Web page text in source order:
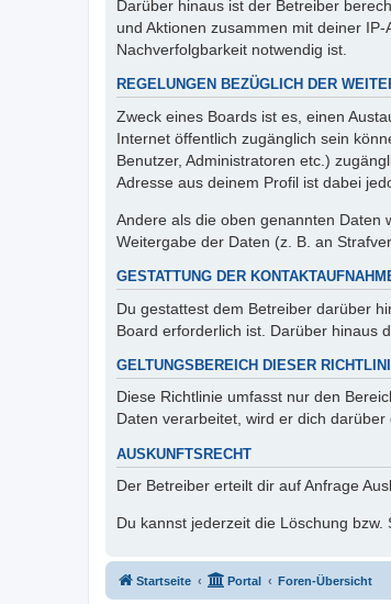
Darüber hinaus ist der Betreiber
und Aktionen zusammen mit deiner
Nachverfolgbarkeit notwendig ist.
REGELUNGEN BEZÜGLICH DER
Zweck eines Boards ist es, einen
Internet öffentlich zugänglich sein
Benutzer, Administratoren etc.)
Adresse aus deinem Profil ist dabei
Andere als die oben genannten Daten
Weitergabe der Daten (z. B. an
GESTATTUNG DER
Du gestattest dem Betreiber darüber
Board erforderlich ist. Darüber hinaus
GELTUNGSBEREICH DIESER
Diese Richtlinie umfasst nur den
Daten verarbeitet, wird er dich
AUSKUNFTSRECHT
Der Betreiber erteilt dir auf Anfrage
Du kannst jederzeit die Löschung
Startseite Portal Foren-Übersicht